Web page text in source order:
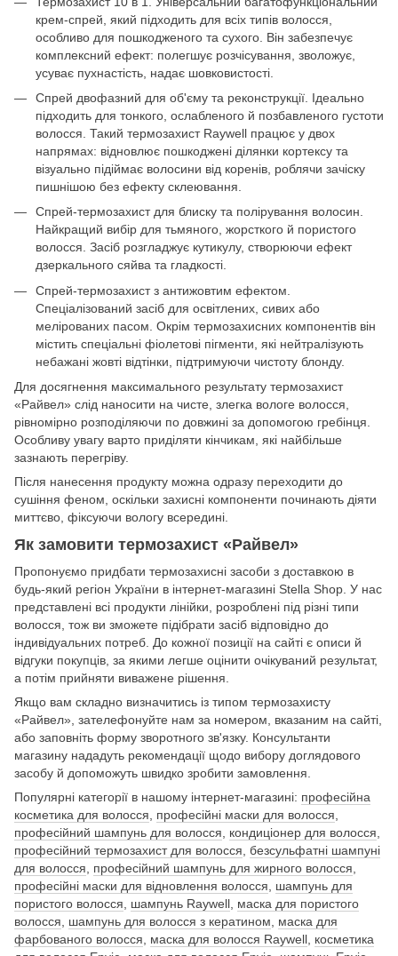
крем-спрей, який підходить для всіх типів волосся,
особливо для пошкодженого та сухого. Він забезпечує
комплексний ефект: полегшує розчісування, зволожує,
усуває пухнастість, надає шовковистості.
Спрей двофазний для об'єму та реконструкції. Ідеально
підходить для тонкого, ослабленого й позбавленого густоти
волосся. Такий термозахист Raywell працює у двох
напрямах: відновлює пошкоджені ділянки кортексу та
візуально підіймає волосини від коренів, роблячи зачіску
пишнішою без ефекту склеювання.
Спрей-термозахист для блиску та полірування волосин.
Найкращий вибір для тьмяного, жорсткого й пористого
волосся. Засіб розгладжує кутикулу, створюючи ефект
дзеркального сяйва та гладкості.
Спрей-термозахист з антижовтим ефектом.
Спеціалізований засіб для освітлених, сивих або
мелірованих пасом. Окрім термозахисних компонентів він
містить спеціальні фіолетові пігменти, які нейтралізують
небажані жовті відтінки, підтримуючи чистоту блонду.
Для досягнення максимального результату термозахист
«Райвел» слід наносити на чисте, злегка вологе волосся,
рівномірно розподіляючи по довжині за допомогою гребінця.
Особливу увагу варто приділяти кінчикам, які найбільше
зазнають перегріву.
Після нанесення продукту можна одразу переходити до
сушіння феном, оскільки захисні компоненти починають діяти
миттєво, фіксуючи вологу всередині.
Як замовити термозахист «Райвел»
Пропонуємо придбати термозахисні засоби з доставкою в
будь-який регіон України в інтернет-магазині Stella Shop. У нас
представлені всі продукти лінійки, розроблені під різні типи
волосся, тож ви зможете підібрати засіб відповідно до
індивідуальних потреб. До кожної позиції на сайті є описи й
відгуки покупців, за якими легше оцінити очікуваний результат,
а потім прийняти виважене рішення.
Якщо вам складно визначитись із типом термозахисту
«Райвел», зателефонуйте нам за номером, вказаним на сайті,
або заповніть форму зворотного зв'язку. Консультанти
магазину нададуть рекомендації щодо вибору доглядового
засобу й допоможуть швидко зробити замовлення.
Популярні категорії в нашому інтернет-магазині: професійна
косметика для волосся
професійні маски для волосся
професійний шампунь для волосся
кондиціонер для волосся
професійний термозахист для волосся безсульфатні шампуні
для волосся
професійний шампунь для жирного волосся
професійні маски для відновлення волосся
шампунь для
пористого волосся
шампунь Raywell маска для пористого
волосся
шампунь для волосся з кератином
маска для
фарбованого волосся
маска для волосся Raywell косметика